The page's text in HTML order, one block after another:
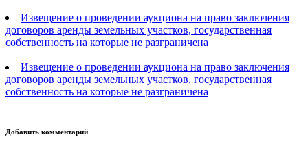
Извещение о проведении аукциона на право заключения
договоров аренды земельных участков, государственная
собственность на которые не разграничена
Извещение о проведении аукциона на право заключения
договоров аренды земельных участков, государственная
собственность на которые не разграничена
Добавить комментарий